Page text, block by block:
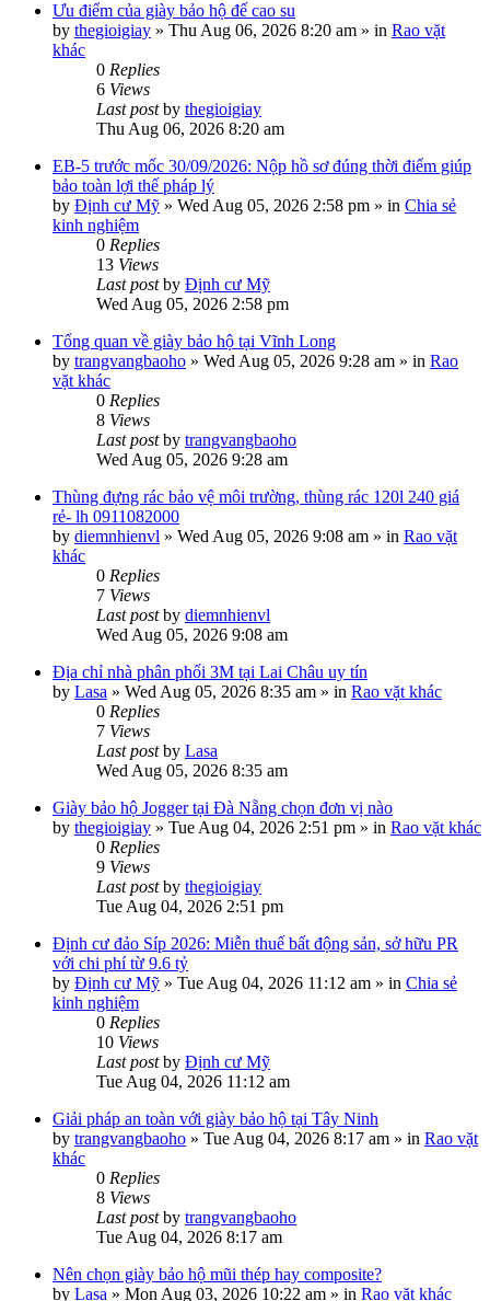
Ưu điểm của giày bảo hộ đế cao su
by thegioigiay » Thu Aug 06, 2026 8:20 am » in Rao vặt
khác
0 Replies
6 Views
Last postby thegioigiay
Thu Aug 06, 2026 8:20 am
EB-5 trước mốc 30/09/2026: Nộp hồ sơ đúng thời điểm giúp
bảo toàn lợi thế pháp lý
by Định cư Mỹ » Wed Aug 05, 2026 2:58 pm » in Chia sẻ
kinh nghiệm
0 Replies
13 Views
Last postby Định cư Mỹ
Wed Aug 05, 2026 2:58 pm
Tổng quan về giày bảo hộ tại Vĩnh Long
by trangvangbaoho » Wed Aug 05, 2026 9:28 am » in Rao
vặt khác
0 Replies
8 Views
Last postby trangvangbaoho
Wed Aug 05, 2026 9:28 am
Thùng đựng rác bảo vệ môi trường, thùng rác 120l 240 giá
rẻ- lh 0911082000
by diemnhienvl » Wed Aug 05, 2026 9:08 am » in Rao vặt
khác
0 Replies
7 Views
Last postby diemnhienvl
Wed Aug 05, 2026 9:08 am
Địa chỉ nhà phân phối 3M tại Lai Châu uy tín
by Lasa » Wed Aug 05, 2026 8:35 am » in Rao vặt khác
0 Replies
7 Views
Last postby Lasa
Wed Aug 05, 2026 8:35 am
Giày bảo hộ Jogger tại Đà Nẵng chọn đơn vị nào
by thegioigiay » Tue Aug 04, 2026 2:51 pm » in Rao vặt khác
0 Replies
9 Views
Last postby thegioigiay
Tue Aug 04, 2026 2:51 pm
Định cư đảo Síp 2026: Miễn thuế bất động sản, sở hữu PR
với chi phí từ 9.6 tỷ
by Định cư Mỹ » Tue Aug 04, 2026 11:12 am » in Chia sẻ
kinh nghiệm
0 Replies
10 Views
Last postby Định cư Mỹ
Tue Aug 04, 2026 11:12 am
Giải pháp an toàn với giày bảo hộ tại Tây Ninh
by trangvangbaoho » Tue Aug 04, 2026 8:17 am » in Rao vặt
khác
0 Replies
8 Views
Last postby trangvangbaoho
Tue Aug 04, 2026 8:17 am
Nên chọn giày bảo hộ mũi thép hay composite?
by Lasa » Mon Aug 03, 2026 10:22 am » in Rao vặt khác